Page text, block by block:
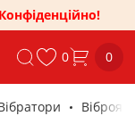
0 0